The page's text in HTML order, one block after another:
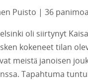
Puisto | 36
oli siirtynyt
kokeneet tilan
meistä janoisen
Tapahtuma